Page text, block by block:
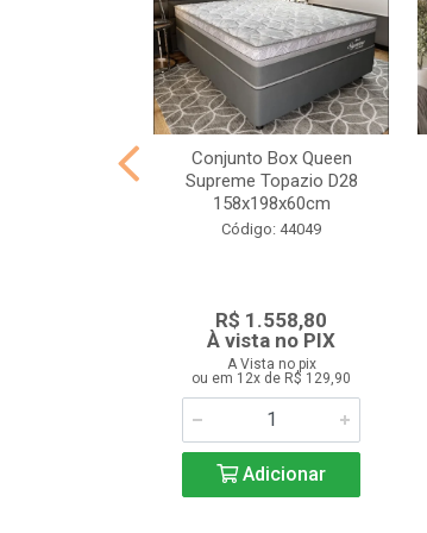
Conjunto Box Queen
Supreme Topazio D28
158x198x60cm
Código: 44049
R$ 1.558,80
À vista no PIX
A Vista no pix
ou em 12x de R$ 129,90
Adicionar